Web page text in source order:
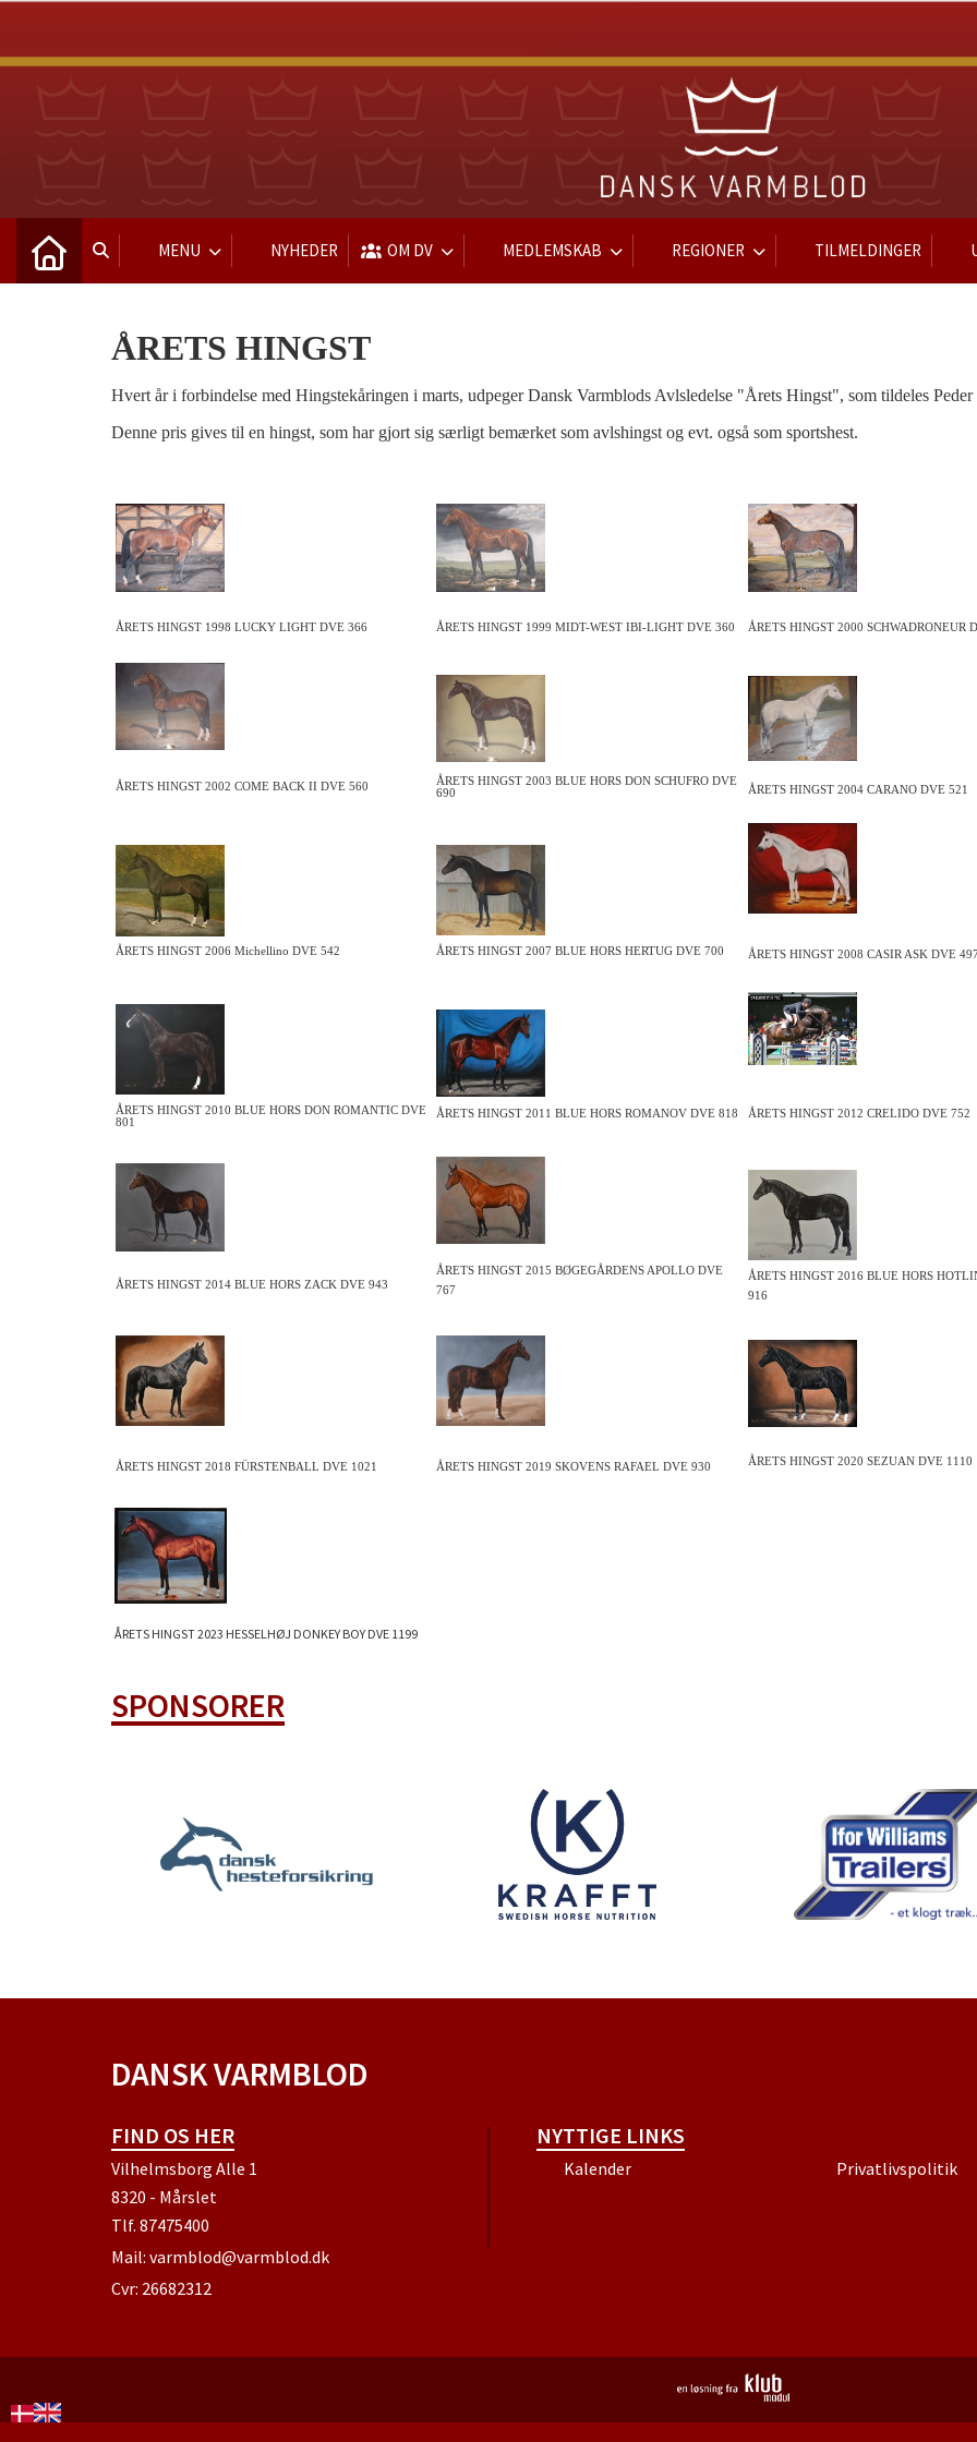
MENU NYHEDER OM DV MEDLEMSKAB REGIONER TILMELDINGER
ÅRETS HINGST
Hvert år i forbindelse med Hingstekåringen i marts, udpeger Dansk Varmblods Avlsledelse "Årets Hingst", som tildeles
Denne pris gives til en hingst, som har gjort sig særligt bemærket som avlshingst og evt. også som sportshest.
ÅRETS HINGST 1998 LUCKY LIGHT DVE 366 ÅRETS HINGST 1999 MIDT-WEST IBI-LIGHT DVE 360 ÅRETS HINGST 2000 SCHWADRONEUR
ÅRETS HINGST 2002 COME BACK II DVE 560
ÅRETS HINGST 2003 BLUE HORS DON SCHUFRO DVE
690
ÅRETS HINGST 2004 CARANO DVE 521
ÅRETS HINGST 2006 Michellino DVE 542 ÅRETS HINGST 2007 BLUE HORS HERTUG DVE 700 ÅRETS HINGST 2008 CASIR ASK DVE
ÅRETS HINGST 2010 BLUE HORS DON ROMANTIC DVE
801
ÅRETS HINGST 2011 BLUE HORS ROMANOV DVE 818 ÅRETS HINGST 2012 CRELIDO DVE 752
ÅRETS HINGST 2014 BLUE HORS ZACK DVE 943
ÅRETS HINGST 2015 BØGEGÅRDENS APOLLO DVE
767
ÅRETS HINGST 2016 BLUE HORS
916
ÅRETS HINGST 2018 FÜRSTENBALL DVE 1021 ÅRETS HINGST 2019 SKOVENS RAFAEL DVE 930 ÅRETS HINGST 2020 SEZUAN DVE 1110
ÅRETS HINGST 2023 HESSELHØJ DONKEY BOY DVE 1199
SPONSORER
DANSK VARMBLOD
FIND OS HER
Vilhelmsborg Alle 1
8320 - Mårslet
Tlf. 87475400
Mail: varmblod@varmblod.dk
Cvr: 26682312
NYTTIGE LINKS
Kalender Privatlivspolitik